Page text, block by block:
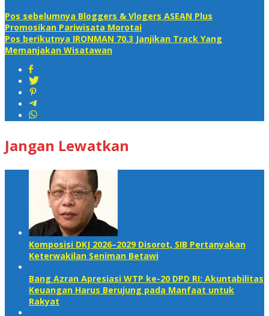
Pos sebelumnya Bloggers & Vlogers ASEAN Plus
Promosikan Pariwisata Morotai
Pos berikutnya IRONMAN 70.3 Janjikan Track Yang
Memanjakan Wisatawan
Jangan Lewatkan
Komposisi DKJ 2026–2029 Disorot, SIB Pertanyakan
Keterwakilan Seniman Betawi
Bang Azran Apresiasi WTP ke-20 DPD RI: Akuntabilitas
Keuangan Harus Berujung pada Manfaat untuk
Rakyat